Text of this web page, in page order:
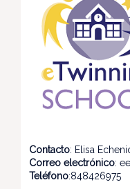
Contacto: Elisa
Correo electrónico:
Teléfono:848426975